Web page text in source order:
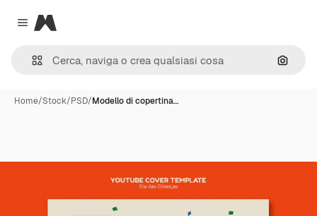
Close menu
Magnific
Cerca
Home/Stock/PSD/Modello di copertina…